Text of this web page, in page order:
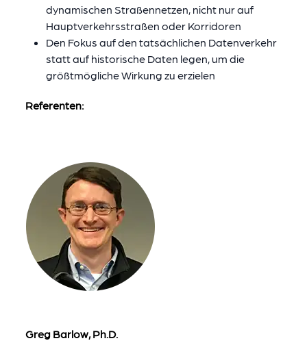
dynamischen Straßennetzen, nicht nur auf
Hauptverkehrsstraßen oder Korridoren
Den Fokus auf den tatsächlichen Datenverkehr
statt auf historische Daten legen, um die
größtmögliche Wirkung zu erzielen
Referenten:
Greg Barlow, Ph.D.